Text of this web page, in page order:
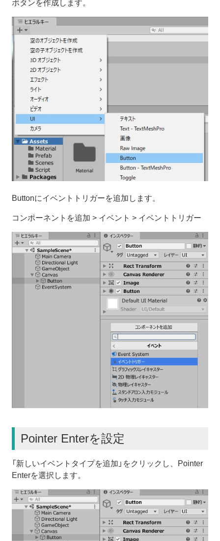
ボタンを作成します。
Buttonにイベントトリガーを追加します。
コンポーネントを追加 > イベント > イベントトリガー
Pointer Enterを設定
「新しいイベントタイプを追加」をクリックし、Pointer
Enterを選択します。